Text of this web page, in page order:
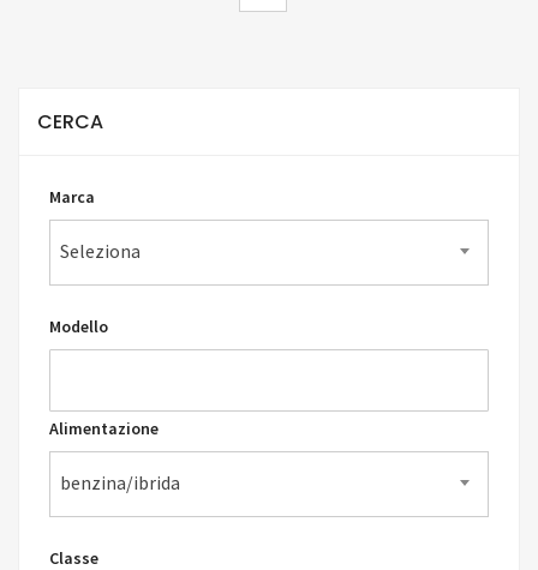
CERCA
Marca
Seleziona
Modello
Alimentazione
benzina/ibrida
Classe